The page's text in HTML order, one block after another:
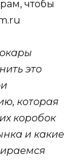
чтобы
это
которая
коробок
и какие